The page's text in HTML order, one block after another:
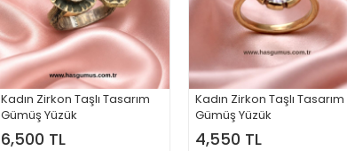
Kadın Zirkon Taşlı Tasarım
Gümüş Yüzük
6,500 TL
Kadın Zirkon Taşlı Tasarım
Gümüş Yüzük
4,550 TL